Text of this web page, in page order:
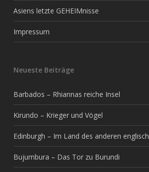
Asiens letzte GEHEIMnisse
Impressum
Neueste Beiträge
Barbados – Rhiannas reiche Insel
Kirundo – Krieger und Vögel
Edinburgh – Im Land des anderen englisch
Bujumbura – Das Tor zu Burundi